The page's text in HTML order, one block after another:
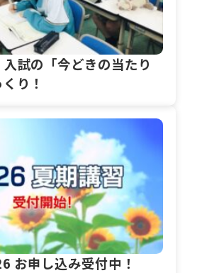
入試の「今どきの当たり
り！
お申し込み受付中！